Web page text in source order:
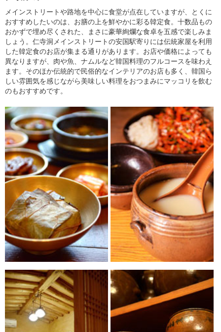
メインストリートや路地を中心に食堂が点在していますが、とくに
おすすめしたいのは、お膳の上を鮮やかに彩る韓定食。十数品もの
おかずで埋め尽くされた、まさに豪華絢爛な食卓を五感で楽しみま
しょう。仁寺洞メインストリートの安国駅寄りには伝統家屋を利用
した韓定食のお店が集まる通りがあります。お店や価格によっても
異なりますが、肉や魚、ナムルなど韓国料理のフルコースを味わえ
ます。そのほか伝統的で民俗的なインテリアのお店も多く、韓国ら
しい雰囲気を感じながら美味しい料理をおつまみにマッコリを飲む
のもおすすめです。